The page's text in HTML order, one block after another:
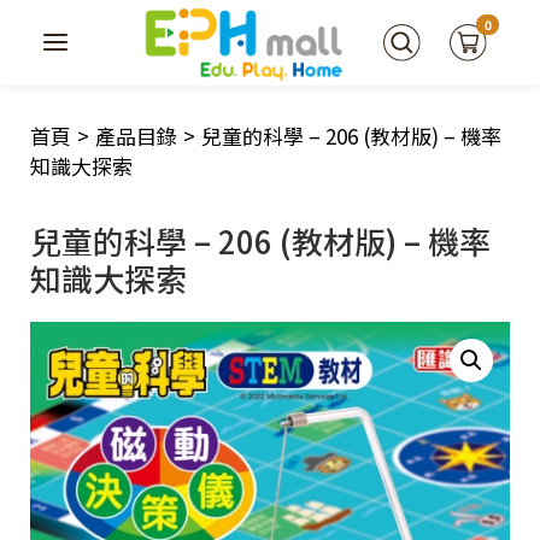
0
首頁 > 產品目錄 > 兒童的科學 – 206 (教材版) – 機率
知識大探索
兒童的科學 – 206 (教材版) – 機率
知識大探索